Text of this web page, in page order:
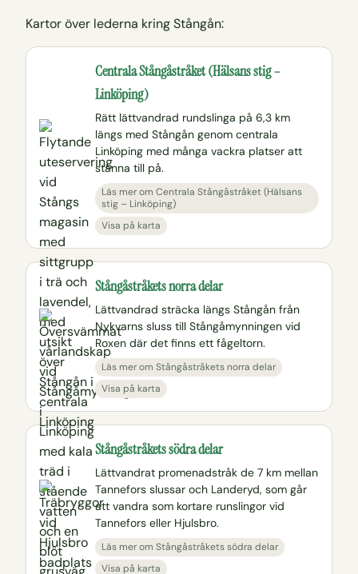
Kartor över lederna kring Stångån:
Centrala Stångåstråket (Hälsans stig –
Linköping)
Rätt lättvandrad rundslinga på 6,3 km
längs med Stångån genom centrala
Linköping med många vackra platser att
stanna till på.
Läs mer om Centrala Stångåstråket (Hälsans
stig – Linköping)
Visa på karta
Stångåstråkets norra delar
Lättvandrad sträcka längs Stångån från
Nykvarns sluss till Stångåmynningen vid
Roxen där det finns ett fågeltorn.
Läs mer om Stångåstråkets norra delar
Visa på karta
Stångåstråkets södra delar
Lättvandrat promenadstråk de 7 km mellan
Tannefors slussar och Landeryd, som går
att vandra som kortare runslingor vid
Tannefors eller Hjulsbro.
Läs mer om Stångåstråkets södra delar
Visa på karta